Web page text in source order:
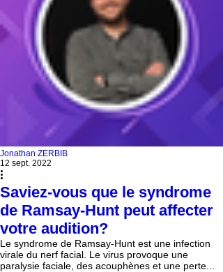
Jonathan ZERBIB
12 sept. 2022
Saviez-vous que le syndrome
de Ramsay-Hunt peut affecter
votre audition?
Le syndrome de Ramsay-Hunt est une infection
virale du nerf facial. Le virus provoque une
paralysie faciale, des acouphènes et une perte...